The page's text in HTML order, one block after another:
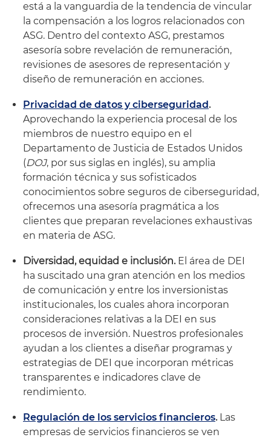
está a la vanguardia de la tendencia de vincular
la compensación a los logros relacionados con
ASG. Dentro del contexto ASG, prestamos
asesoría sobre revelación de remuneración,
revisiones de asesores de representación y
diseño de remuneración en acciones.
Privacidad de datos y ciberseguridad.
Aprovechando la experiencia procesal de los
miembros de nuestro equipo en el
Departamento de Justicia de Estados Unidos
(DOJ, por sus siglas en inglés), su amplia
formación técnica y sus sofisticados
conocimientos sobre seguros de ciberseguridad,
ofrecemos una asesoría pragmática a los
clientes que preparan revelaciones exhaustivas
en materia de ASG.
Diversidad, equidad e inclusión.El área de DEI
ha suscitado una gran atención en los medios
de comunicación y entre los inversionistas
institucionales, los cuales ahora incorporan
consideraciones relativas a la DEI en sus
procesos de inversión. Nuestros profesionales
ayudan a los clientes a diseñar programas y
estrategias de DEI que incorporan métricas
transparentes e indicadores clave de
rendimiento.
Regulación de los servicios financieros.Las
empresas de servicios financieros se ven